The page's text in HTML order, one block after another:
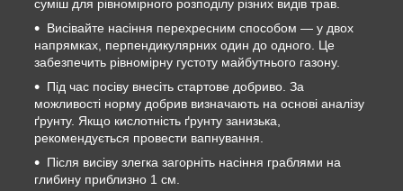
суміш для рівномірного розподілу різних видів трав.
Висівайте насіння перехресним способом — у двох
напрямках, перпендикулярних один до одного. Це
забезпечить рівномірну густоту майбутнього газону.
Під час посіву внесіть стартове добриво. За
можливості норму добрив визначають на основі аналізу
ґрунту. Якщо кислотність ґрунту занизька,
рекомендується провести вапнування.
Після висіву злегка загорніть насіння граблями на
глибину приблизно 1 см.